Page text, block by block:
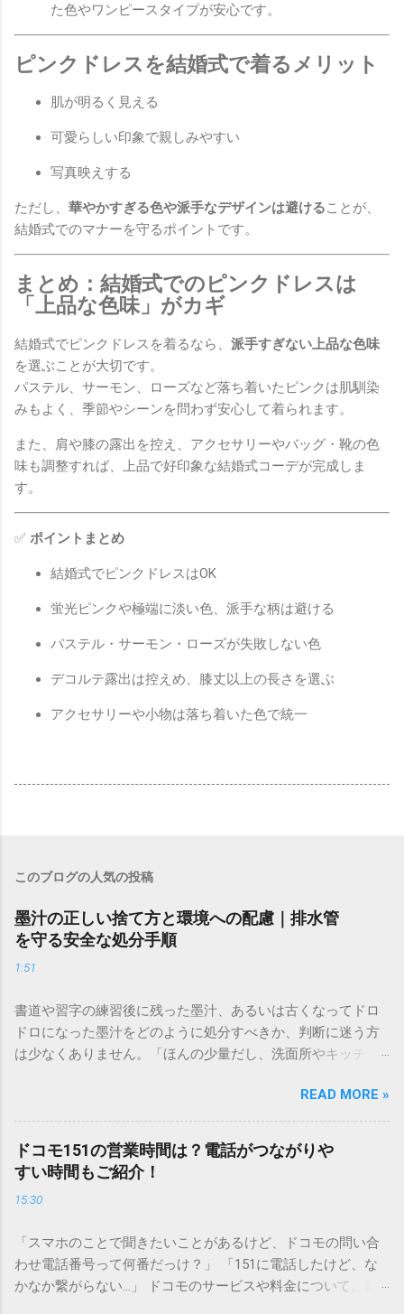
た色やワンピースタイプが安心です。
ピンクドレスを結婚式で着るメリット
肌が明るく見える
可愛らしい印象で親しみやすい
写真映えする
ただし、 華やかすぎる色や派手なデザインは避けることが、
結婚式でのマナーを守るポイントです。
まとめ：結婚式でのピンクドレスは
「上品な色味」がカギ
結婚式でピンクドレスを着るなら、 派手すぎない上品な色味
を選ぶことが大切です。
パステル、サーモン、ローズなど落ち着いたピンクは肌馴染
みもよく、季節やシーンを問わず安心して着られます。
また、肩や膝の露出を控え、アクセサリーやバッグ・靴の色
味も調整すれば、上品で好印象な結婚式コーデが完成しま
す。
✅ ポイントまとめ
結婚式でピンクドレスはOK
蛍光ピンクや極端に淡い色、派手な柄は避ける
パステル・サーモン・ローズが失敗しない色
デコルテ露出は控えめ、膝丈以上の長さを選ぶ
アクセサリーや小物は落ち着いた色で統一
このブログの人気の投稿
墨汁の正しい捨て方と環境への配慮｜排水管
を守る安全な処分手順
1:51
書道や習字の練習後に残った墨汁、あるいは古くなってドロ
ドロになった墨汁をどのように処分すべきか、判断に迷う方
は少なくありません。「ほんの少量だし、洗面所やキッチン
と、実は予期せぬトラブルを招く原因となります。 墨汁は、
一般的な生活排水とは性質が大きく異なります。そのまま排
水口へ流すことは環境負荷だけでなく、ご自宅の排水設備を
傷める可能性も高いため、非常に危険です。この記事では、
墨汁を安全かつ環境に優しい方法で処分するための手順と、
容器を適切に分別する方法を徹底解説します。 墨汁を「排水
す）」と「膠（にかわ）」、そして水です。これらは非常に
微細かつ独特の粘性を持っているため、下水処理や配管維持
の観点から以下の問題が発生します。 1. 環境への深刻な負荷
READ MORE »
ドコモ151の営業時間は？電話がつながりや
すい時間もご紹介！
15:30
「スマホのことで聞きたいことがあるけど、ドコモの問い合
わせ電話番号って何番だっけ？」 「151に電話したけど、な
かなか繋がらない…」 ドコモのサービスや料金について、疑